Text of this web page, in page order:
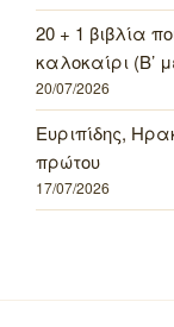
20 + 1 βιβλία
καλοκαίρι (Β’
20/07/2026
Ευριπίδης,
πρώτου
17/07/2026